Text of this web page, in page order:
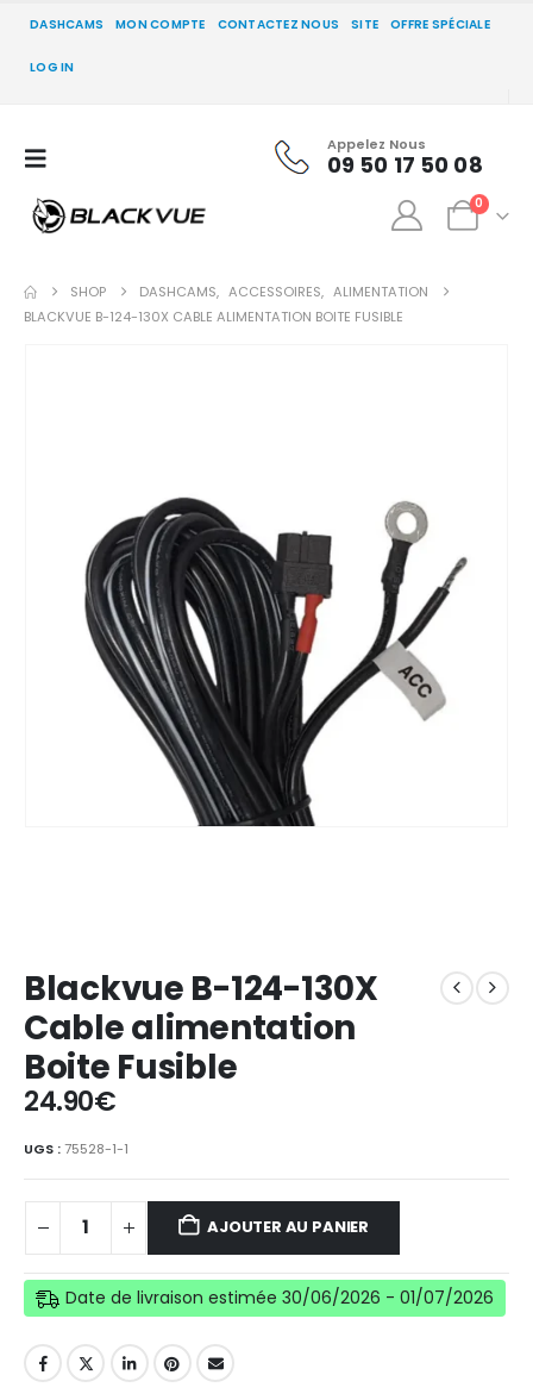
DASHCAMS MON COMPTE CONTACTEZ NOUS SITE OFFRE SPÉCIALE
LOG IN
Appelez Nous
09 50 17 50 08
0
SHOP DASHCAMS, ACCESSOIRES, ALIMENTATION
BLACKVUE B-124-130X CABLE ALIMENTATION BOITE FUSIBLE
Blackvue B-124-130X
Cable alimentation
Boite Fusible
24.90€
UGS :75528-1-1
AJOUTER AU PANIER
Date de livraison estimée 30/06/2026 - 01/07/2026